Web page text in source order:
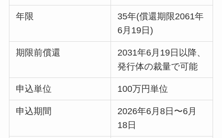
年限
35年(償還期限2061年
6月19日)
期限前償還
2031年6月19日以降、
発行体の裁量で可能
申込単位 100万円単位
申込期間
2026年6月8日〜6月
18日